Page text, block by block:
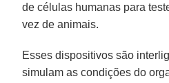
de células humanas para
vez de animais.
Esses dispositivos são
simulam as condições do